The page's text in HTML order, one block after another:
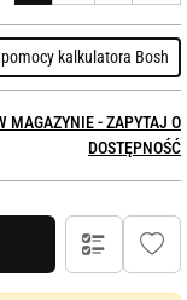
kalkulatora Bosh
MAGAZYNIE - ZAPYTAJ O
DOSTĘPNOŚĆ